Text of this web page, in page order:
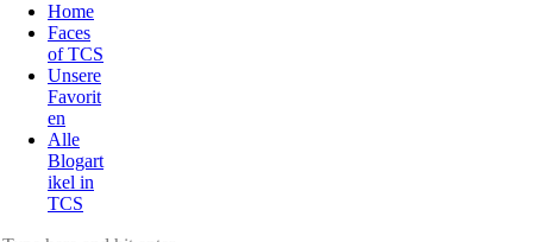
Home
Faces
of TCS
Unsere
Favorit
en
Alle
Blogart
ikel in
TCS